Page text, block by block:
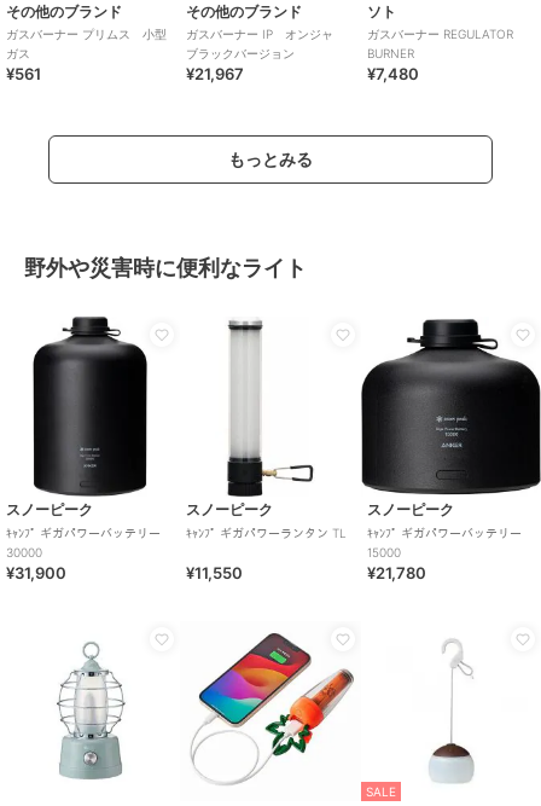
その他のブランド
ガスバーナー プリムス 小型
ガス
¥561
その他のブランド
ガスバーナー IP オンジャ
ブラックバージョン
¥21,967
ソト
ガスバーナー REGULATOR
BURNER
¥7,480
もっとみる
野外や災害時に便利なライト
スノーピーク
ｷｬﾝﾌﾟ ギガパワーバッテリー
30000
¥31,900
スノーピーク
ｷｬﾝﾌﾟ ギガパワーランタン TL
¥11,550
スノーピーク
ｷｬﾝﾌﾟ ギガパワーバッテリー
15000
¥21,780
SALE